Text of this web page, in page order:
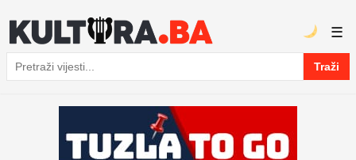
Pretraga
Traži
☰